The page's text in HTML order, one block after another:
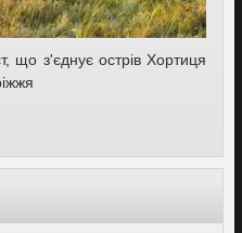
що з'єднує острів Хортиця